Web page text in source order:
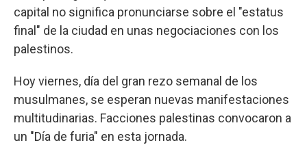
capital no significa pronunciarse sobre el "estatus
final" de la ciudad en unas negociaciones con los
palestinos.
Hoy viernes, día del gran rezo semanal de los
musulmanes, se esperan nuevas manifestaciones
multitudinarias. Facciones palestinas convocaron a
un "Día de furia" en esta jornada.